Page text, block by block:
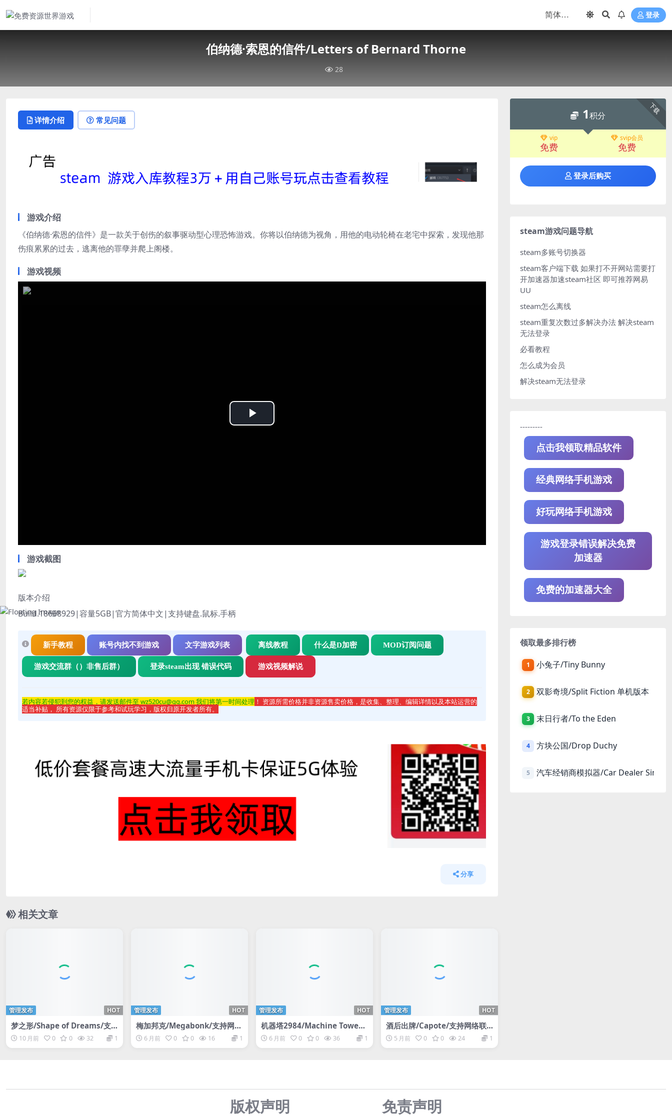
登录
伯纳德·索恩的信件/Letters of Bernard Thorne
28
详情介绍 常见问题
游戏介绍
《伯纳德·索恩的信件》是一款关于创伤的叙事驱动型心理恐怖游戏。你将以伯纳德为视角，用他的电动轮椅在老宅中探索，发现他那
伤痕累累的过去，逃离他的罪孽并爬上阁楼。
游戏视频
Play
游戏截图
版本介绍
Build.18668929|容量5GB|官方简体中文|支持键盘.鼠标.手柄
新手教程 账号内找不到游戏 文字游戏列表 离线教程 什么是D加密 MOD订阅问题
游戏交流群（）非售后群） 登录steam出现 错误代码 游戏视频解说
若内容若侵犯到您的权益，请发送邮件至 wz520cu@qq.com 我们将第一时间处理 ！ 资源所需价格并非资源售卖价格，是收集、整理、编辑详情以及本站运营的
适当补贴， 所有资源仅限于参考和试玩学习，版权归原开发者所有。
分享
相关文章
HOT
管理发布
梦之形/Shape of Dreams/支
持网络联机
10 月前 0 0 32 1
HOT
管理发布
梅加邦克/Megabonk/支持网络
联机6 月前 0 0 16 1
HOT
管理发布
机器塔2984/Machine Tower
29846 月前 0 0 36 1
HOT
管理发布
酒后出牌/Capote/支持网络联
机 5 月前 0 0 24 1
下载
1积分
vip
免费
svip会员
免费
登录后购买
steam游戏问题导航
steam多账号切换器
steam客户端下载 如果打不开网站需要打
开加速器加速steam社区 即可推荐网易
UU
steam怎么离线
steam重复次数过多解决办法 解决steam
无法登录
必看教程
怎么成为会员
解决steam无法登录
---------
点击我领取精品软件
经典网络手机游戏
好玩网络手机游戏
游戏登录错误解决免费
加速器
免费的加速器大全
领取最多排行榜
1 小兔子/Tiny Bunny
2 双影奇境/Split Fiction 单机版本
3 末日行者/To the Eden
4 方块公国/Drop Duchy
5 汽车经销商模拟器/Car Dealer
版权声明 免责声明